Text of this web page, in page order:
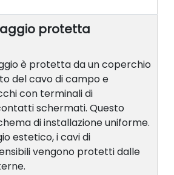
protetta
è protetta da un coperchio
del cavo di campo e
con terminali di
schermati. Questo
di installazione uniforme.
estetico, i cavi di
vengono protetti dalle